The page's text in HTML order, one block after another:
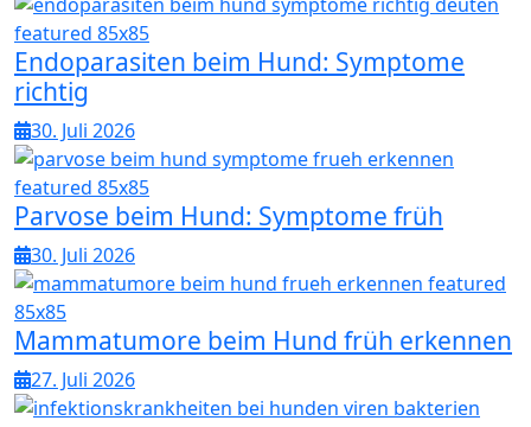
Endoparasiten beim Hund: Symptome
richtig
30. Juli 2026
Parvose beim Hund: Symptome früh
30. Juli 2026
Mammatumore beim Hund früh erkennen
27. Juli 2026